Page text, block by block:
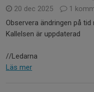
20 dec 2025
1
Observera ändringen på tid
Kallelsen är uppdaterad
//Ledarna
Läs mer